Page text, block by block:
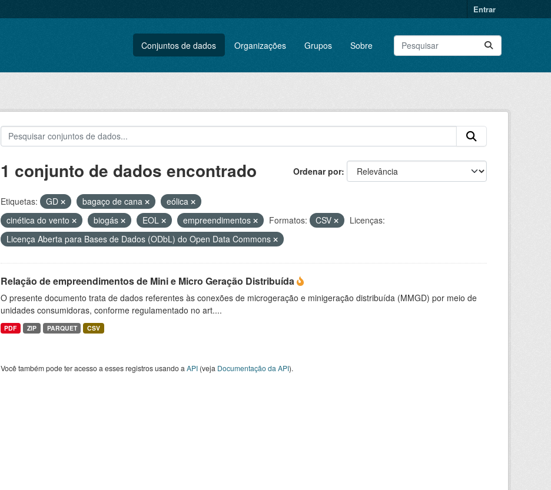
Entrar
Conjuntos de dados Organizações Grupos Sobre
Ordenar por
1 conjunto de dados encontrado
Etiquetas: GD bagaço de cana
eólica
cinética do vento
biogás EOL empreendimentos Formatos: CSV
Licenças:
Licença Aberta para Bases de Dados (ODbL) do Open Data Commons
Relação de empreendimentos de Mini e Micro Geração Distribuída
O presente documento trata de dados referentes às conexões de microgeração e minigeração distribuída (MMGD) por meio de
unidades consumidoras, conforme regulamentado no art....
PDF ZIP PARQUET CSV
Você também pode ter acesso a esses registros usando a API(veja Documentação da API).